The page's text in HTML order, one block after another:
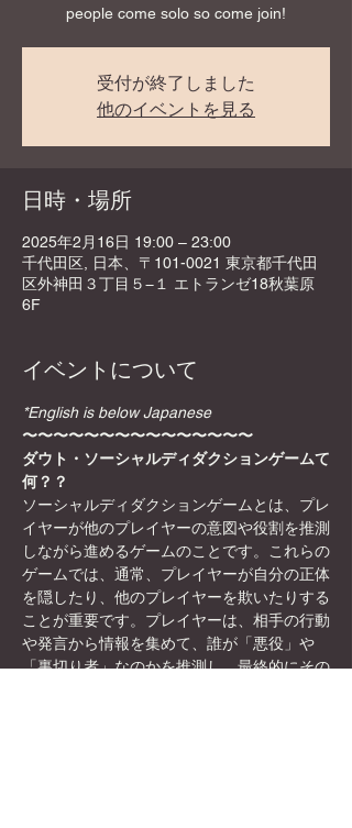
people come solo so come join!
受付が終了しました
他のイベントを見る
日時・場所
2025年2月16日 19:00 – 23:00
千代田区, 日本、〒101-0021 東京都千代田
区外神田３丁目５−１ エトランゼ18秋葉原
6F
イベントについて
*English is below Japanese
〜〜〜〜〜〜〜〜〜〜〜〜〜〜〜
ダウト・ソーシャルディダクションゲームて
何？？
ソーシャルディダクションゲームとは、プレ
イヤーが他のプレイヤーの意図や役割を推測
しながら進めるゲームのことです。これらの
ゲームでは、通常、プレイヤーが自分の正体
を隠したり、他のプレイヤーを欺いたりする
ことが重要です。プレイヤーは、相手の行動
や発言から情報を集めて、誰が「悪役」や
「裏切り者」なのかを推測し、最終的にその